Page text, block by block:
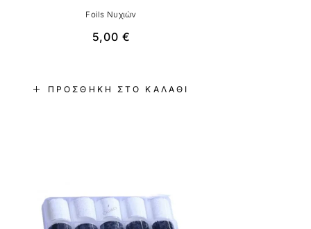
ΠΡΟΣΘΉΚΗ ΣΤΟ ΚΑΛΆΘΙ
Foils Νυχιών
5,00 €